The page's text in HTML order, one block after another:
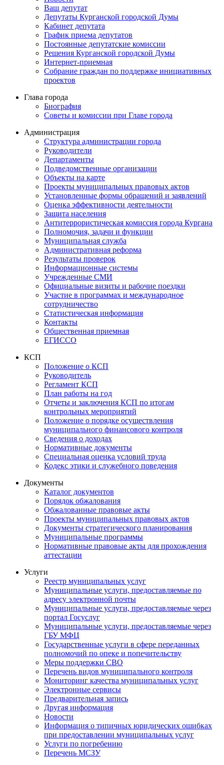
Ваш депутат
Депутаты Курганской городской Думы
Кабинет депутата
График приема депутатов
Постоянные депутатские комиссии
Решения Курганской городской Думы
Интернет-приемная
Собрание граждан по поддержке инициативных
проектов
Глава города
Биография
Советы и комиссии при Главе города
Администрация
Структура администрации города
Руководители
Департаменты
Подведомственные организации
Объекты на карте
Проекты муниципальных правовых актов
Установленные формы обращений и заявлений
Оценка эффективности деятельности
Защита населения
Антитеррористическая комиссия города Кургана
Полномочия, задачи и функции
Муниципальная служба
Административная реформа
Результаты проверок
Информационные системы
Учрежденные СМИ
Официальные визиты и рабочие поездки
Участие в программах и международное
сотрудничество
Статистическая информация
Контакты
Общественная приемная
ЕГИССО
КСП
Положение о КСП
Руководитель
Регламент КСП
План работы на год
Отчеты и заключения КСП по итогам
контрольных мероприятий
Положение о порядке осуществления
муниципального финансового контроля
Сведения о доходах
Нормативные документы
Специальная оценка условий труда
Кодекс этики и служебного поведения
Документы
Каталог документов
Порядок обжалования
Обжалованные правовые акты
Проекты муниципальных правовых актов
Документы стратегического планирования
Муниципальные программы
Нормативные правовые акты для прохождения
аттестации
Услуги
Реестр муниципальных услуг
Муниципальные услуги, предоставляемые по
адресу электронной почты
Муниципальные услуги, предоставляемые через
портал Госуслуг
Муниципальные услуги, предоставляемые через
ГБУ МФЦ
Государственные услуги в сфере переданных
полномочий по опеке и попечительству
Меры поддержки СВО
Перечень видов муниципального контроля
Мониторинг качества муниципальных услуг
Электронные сервисы
Предварительная запись
Другая информация
Новости
Информация о типичных юридических ошибках
при предоставлении муниципальных услуг
Услуги по погребению
Перечень МСЗУ